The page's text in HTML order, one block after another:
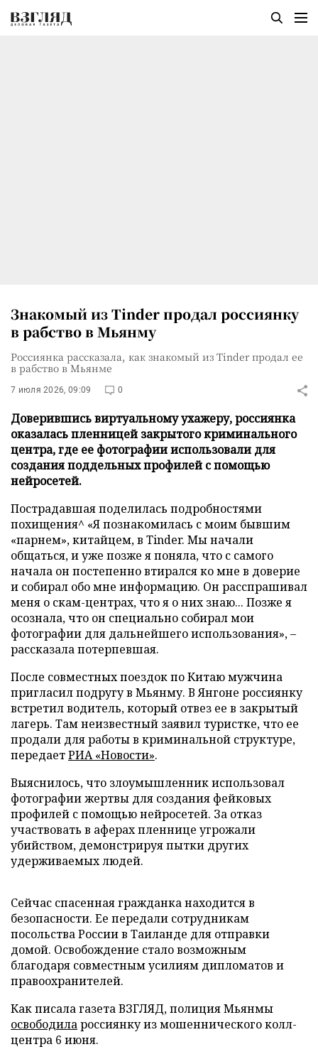
Знакомый из Tinder продал россиянку
в рабство в Мьянму
Россиянка рассказала, как знакомый из Tinder продал ее
в рабство в Мьянме
7 июля 2026, 09:09 0
Доверившись виртуальному ухажеру, россиянка
оказалась пленницей закрытого криминального
центра, где ее фотографии использовали для
создания поддельных профилей с помощью
нейросетей.
Пострадавшая поделилась подробностями
похищения^ «Я познакомилась с моим бывшим
«парнем», китайцем, в Tinder. Мы начали
общаться, и уже позже я поняла, что с самого
начала он постепенно втирался ко мне в доверие
и собирал обо мне информацию. Он расспрашивал
меня о скам-центрах, что я о них знаю... Позже я
осознала, что он специально собирал мои
фотографии для дальнейшего использования», –
рассказала потерпевшая.
После совместных поездок по Китаю мужчина
пригласил подругу в Мьянму. В Янгоне россиянку
встретил водитель, который отвез ее в закрытый
лагерь. Там неизвестный заявил туристке, что ее
продали для работы в криминальной структуре,
передаетРИА «Новости».
Выяснилось, что злоумышленник использовал
фотографии жертвы для создания фейковых
профилей с помощью нейросетей. За отказ
участвовать в аферах пленнице угрожали
убийством, демонстрируя пытки других
удерживаемых людей.
Сейчас спасенная гражданка находится в
безопасности. Ее передали сотрудникам
посольства России в Таиланде для отправки
домой. Освобождение стало возможным
благодаря совместным усилиям дипломатов и
правоохранителей.
Как писала газета ВЗГЛЯД, полиция Мьянмы
освободилароссиянку из мошеннического колл-
центра 6 июня.